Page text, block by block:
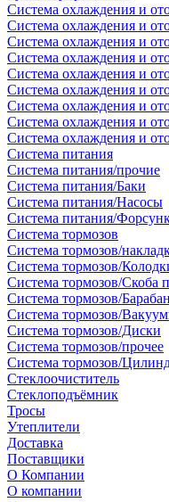
Система охлаждения и
Система охлаждения и
Система охлаждения и
Система охлаждения и
Система охлаждения и
Система охлаждения и
Система охлаждения и
Система охлаждения и
Система охлаждения и
Система питания
Система питания/прочие
Система питания/Баки
Система питания/Насосы
Система питания/
Система тормозов
Система тормозов/
Система тормозов/
Система тормозов/Скоба
Система тормозов/
Система тормозов/
Система тормозов/Диски
Система тормозов/прочее
Система тормозов/
Стеклоочиститель
Стеклоподъёмник
Тросы
Утеплители
Доставка
Поставщики
О Компании
О компании